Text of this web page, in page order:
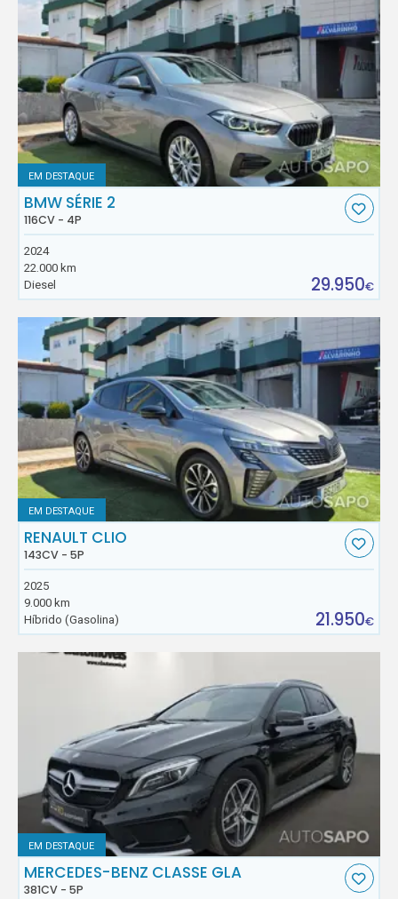
EM DESTAQUE
BMW SÉRIE 2
116CV - 4P
2024
22.000 km
Diesel
29.950€
EM DESTAQUE
RENAULT CLIO
143CV - 5P
2025
9.000 km
Híbrido (Gasolina)
21.950€
EM DESTAQUE
MERCEDES-BENZ CLASSE GLA
381CV - 5P